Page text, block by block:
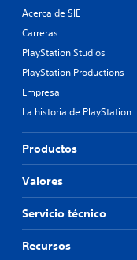
Acerca de SIE
Carreras
PlayStation Studios
PlayStation Productions
Empresa
La historia de PlayStation
Productos
Valores
Servicio técnico
Recursos